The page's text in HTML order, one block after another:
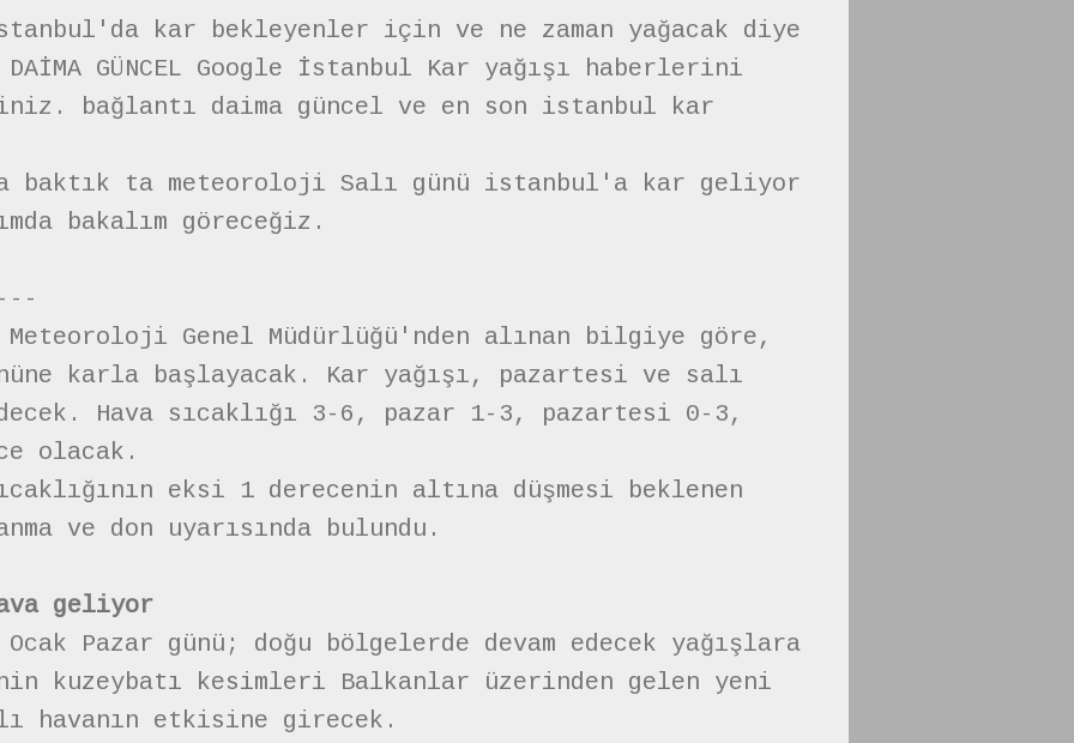
İstanbul'da kar bekleyenler için ve ne zaman yağacak diye
GÜNCEL Google İstanbul Kar yağışı haberlerini
bağlantı daima güncel ve en son istanbul kar
baktık ta meteoroloji Salı günü istanbul'a kar geliyor
bakalım göreceğiz.
Meteoroloji Genel Müdürlüğü'nden alınan bilgiye göre,
karla başlayacak. Kar yağışı, pazartesi ve salı
Hava sıcaklığı 3-6, pazar 1-3, pazartesi 0-3,
olacak.
eksi 1 derecenin altına düşmesi beklenen
ve don uyarısında bulundu.
geliyor
Pazar günü; doğu bölgelerde devam edecek yağışlara
kuzeybatı kesimleri Balkanlar üzerinden gelen yeni
havanın etkisine girecek.